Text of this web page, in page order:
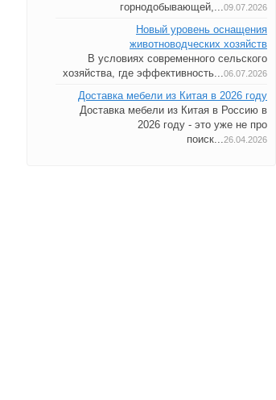
горнодобывающей,...09.07.2026
Новый уровень оснащения
животноводческих хозяйств
В условиях современного сельского
хозяйства, где эффективность...06.07.2026
Доставка мебели из Китая в 2026 году
Доставка мебели из Китая в Россию в
2026 году - это уже не про
поиск...26.04.2026